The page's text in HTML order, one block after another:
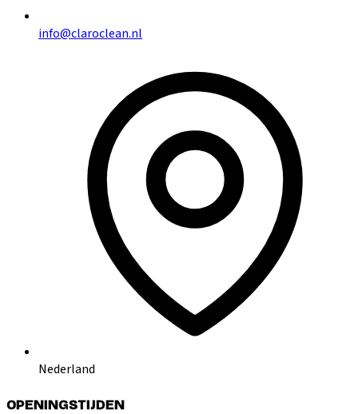
info@claroclean.nl
Nederland
OPENINGSTIJDEN